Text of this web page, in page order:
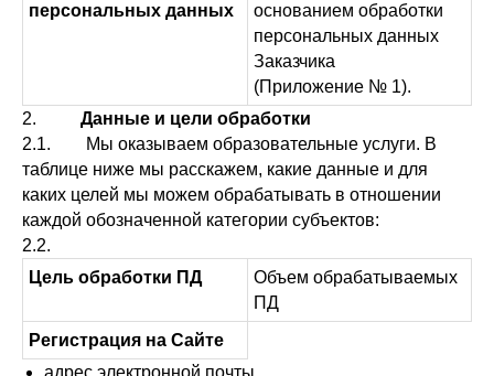
персональных данных
основанием обработки
персональных данных
Заказчика
(Приложение № 1).
2. Данные и цели обработки
2.1. Мы оказываем образовательные услуги. В
таблице ниже мы расскажем, какие данные и для
каких целей мы можем обрабатывать в отношении
каждой обозначенной категории субъектов:
2.2.
Цель обработки ПД
Объем обрабатываемых
ПД
Регистрация на Сайте
адрес электронной почты